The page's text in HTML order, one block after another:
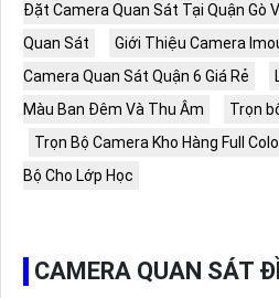
Đặt Camera Quan Sát Tại Quận Gò
Quan Sát
Giới Thiệu Camera
Camera Quan Sát Quận 6 Giá Rẻ
Màu Ban Đêm Và Thu Âm
Trọn
Trọn Bộ Camera Kho Hàng Full
Bộ Cho Lớp Học
CAMERA QUAN SÁT